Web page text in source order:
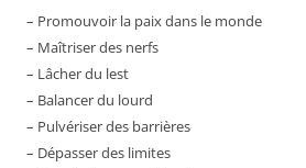
– Promouvoir la paix dans le monde
– Maîtriser des nerfs
– Lâcher du lest
– Balancer du lourd
– Pulvériser des barrières
– Dépasser des limites